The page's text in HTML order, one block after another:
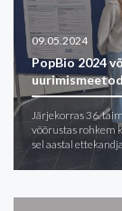
09.05.2024
PopBio 2024
Järjekorras 36.
võõrustas rohkem
sel aastal